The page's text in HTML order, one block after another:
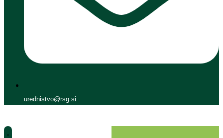
urednistvo@rsg.si